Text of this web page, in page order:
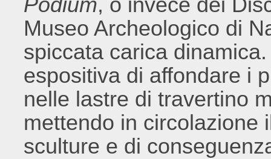
Museo Archeologico di
spiccata carica
espositiva di affondare i
nelle lastre di travertino
mettendo in circolazione
sculture e di